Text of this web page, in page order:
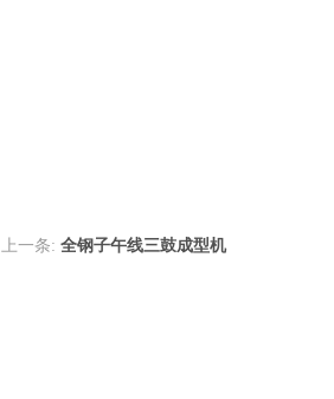
上一条: 全钢子午线三鼓成型机